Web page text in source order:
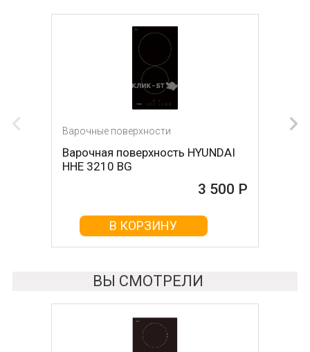
Варочные поверхности
Варочная поверхность HYUNDAI
HHE 3210 BG
3 500 Р
В КОРЗИНУ
Варочные поверхности
Варочная поверхность DARINA
1T17 BGС 341 12 B
3 680 Р
В КОРЗИНУ
ВЫ СМОТРЕЛИ